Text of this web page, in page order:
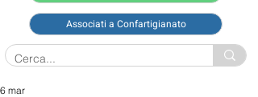
Associati a Confartigianato
6 mar